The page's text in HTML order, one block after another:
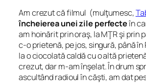
Am crezut că filmul (mulţumesc,
încheierea unei zile perfecteîn
am hoinărit prin oraş, la MŢR şi prin
c-o prietenă, pe jos, singură, până în
la o ciocolată caldă cu o altă
crezut, dar m-am înşelat. În drum
ascultând radioul în căşti, am dat